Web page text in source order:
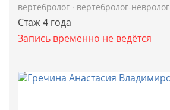
вертебролог · вертебролог-невролог
Стаж 4 года
Запись временно не ведётся